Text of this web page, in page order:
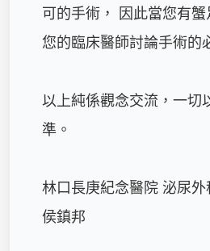
可的手術， 因此當您有
您的臨床醫師討論手術的
以上純係觀念交流，一切
準。
林口長庚紀念醫院 泌尿
侯鎮邦